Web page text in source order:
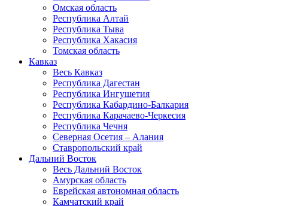
Омская область
Республика Алтай
Республика Тыва
Республика Хакасия
Томская область
Кавказ
Весь Кавказ
Республика Дагестан
Республика Ингушетия
Республика Кабардино-Балкария
Республика Карачаево-Черкесия
Республика Чечня
Северная Осетия – Алания
Ставропольский край
Дальний Восток
Весь Дальний Восток
Амурская область
Еврейская автономная область
Камчатский край